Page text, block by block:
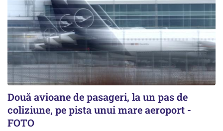
Două avioane de pasageri, la un pas de
coliziune, pe pista unui mare aeroport -
FOTO